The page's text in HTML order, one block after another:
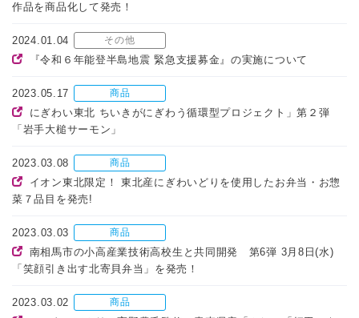
作品を商品化して発売！
2024.01.04 その他
『令和６年能登半島地震 緊急支援募金』の実施について
2023.05.17 商品
にぎわい東北 ちいきがにぎわう循環型プロジェクト」第２弾
「岩手大槌サーモン」
2023.03.08 商品
イオン東北限定！ 東北産にぎわいどりを使用したお弁当・お惣
菜７品目を発売!
2023.03.03 商品
南相馬市の小高産業技術高校生と共同開発 第6弾 3月8日(水)
「笑顔引き出す北寄貝弁当」を発売！
2023.03.02 商品